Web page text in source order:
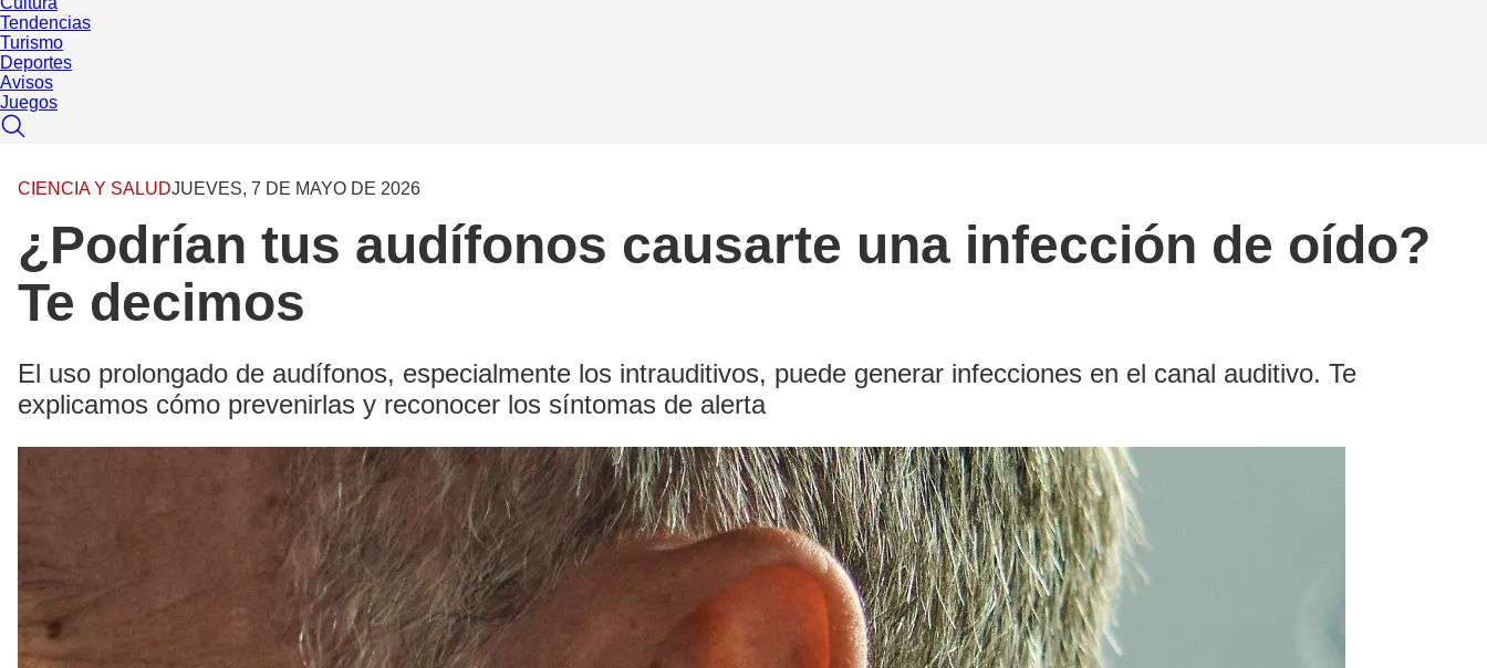
Tendencias
Turismo
Deportes
Avisos
Juegos
CIENCIA Y SALUDJUEVES, 7 DE MAYO DE 2026
¿Podrían tus audífonos causarte una infección de oído?
Te decimos
El uso prolongado de audífonos, especialmente los intrauditivos, puede generar infecciones en el canal auditivo. Te
explicamos cómo prevenirlas y reconocer los síntomas de alerta